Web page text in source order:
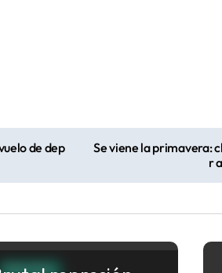
de dep
Se viene la primavera:
r
POLITICA